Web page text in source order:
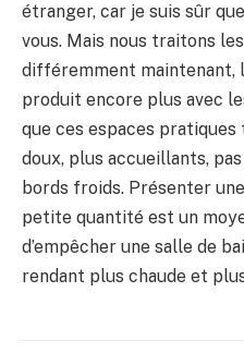
étranger, car je suis sûr
vous. Mais nous traitons
différemment maintenant,
produit encore plus avec
que ces espaces
doux, plus accueillants,
bords froids. Présenter
petite quantité est un
d’empêcher une salle de
rendant plus chaude et